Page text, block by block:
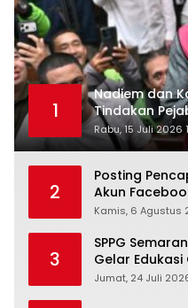
1
Nadiem dan
Tindakan
Rabu, 15 Juli 2026
2
Posting
Akun
Rembang
Kamis, 6 Agustus
3
SPPG
Gelar Edukasi
Peringati Hari
Jumat, 24 Juli